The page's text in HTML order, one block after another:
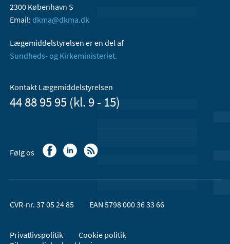
2300 København S
Email: dkma@dkma.dk
Lægemiddelstyrelsen er en del af
Sundheds- og Kirkeministeriet.
Kontakt Lægemiddelstyrelsen
44 88 95 95 (kl. 9 - 15)
Følg os
CVR-nr. 37 05 24 85 EAN 5798 000 36 33 66
Privatlivspolitik
Cookie politik